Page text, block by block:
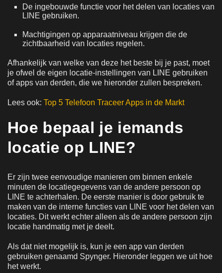
De ingebouwde functie voor het delen van locaties van
LINE gebruiken.
Machtigingen op apparaatniveau krijgen die de
zichtbaarheid van locaties regelen.
Afhankelijk van welke van deze het beste bij je past, moet
je ofwel de eigen locatie-instellingen van LINE gebruiken
of apps van derden, die we hieronder zullen bespreken.
Lees ook: Top 5 Telefoon Traceer Apps in de Markt
Hoe bepaal je iemands
locatie op LINE?
Er zijn twee eenvoudige manieren om binnen enkele
minuten de locatiegegevens van de andere persoon op
LINE te achterhalen. De eerste manier is door gebruik te
maken van de interne functies van LINE voor het delen van
locaties. Dit werkt echter alleen als de andere persoon zijn
locatie handmatig met je deelt.
Als dat niet mogelijk is, kun je een app van derden
gebruiken genaamd Spynger. Hieronder leggen we uit hoe
het werkt.